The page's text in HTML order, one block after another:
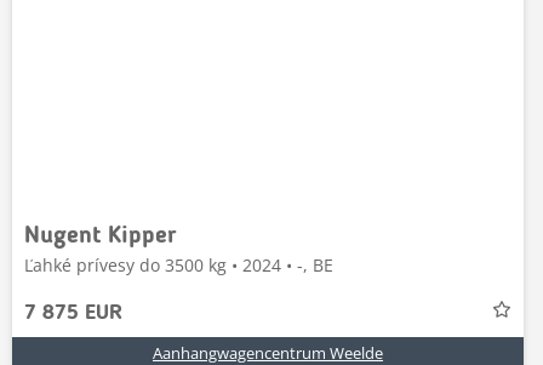
Nugent Kipper
Ľahké prívesy do 3500 kg • 2024 • -, BE
7 875 EUR
Aanhangwagencentrum Weelde